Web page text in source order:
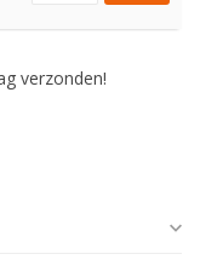
verzonden!